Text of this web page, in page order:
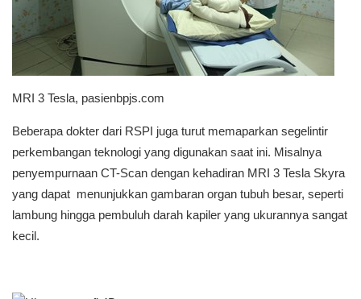
MRI 3 Tesla, pasienbpjs.com
Beberapa dokter dari RSPI juga turut memaparkan segelintir
perkembangan teknologi yang digunakan saat ini. Misalnya
penyempurnaan CT-Scan dengan kehadiran MRI 3 Tesla Skyra
yang dapat menunjukkan gambaran organ tubuh besar, seperti
lambung hingga pembuluh darah kapiler yang ukurannya sangat
kecil.